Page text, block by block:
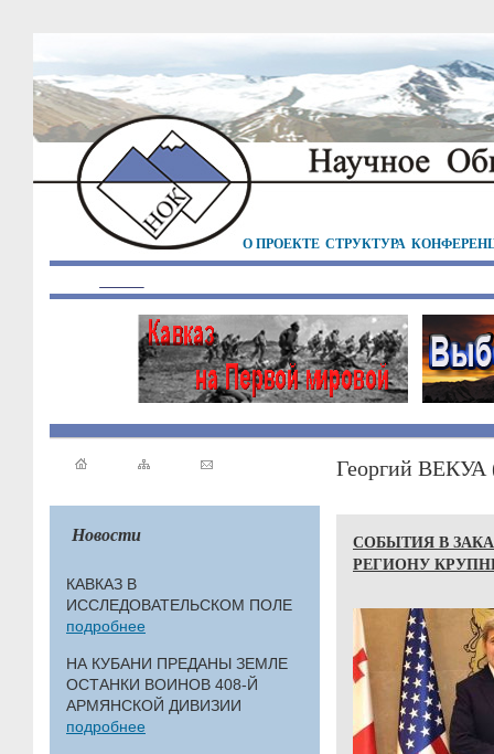
О ПРОЕКТЕ СТРУКТУРА
Новости
КАВКАЗ В
ИССЛЕДОВАТЕЛЬСКОМ ПОЛЕ
подробнее
НА КУБАНИ ПРЕДАНЫ ЗЕМЛЕ
ОСТАНКИ ВОИНОВ 408-Й
АРМЯНСКОЙ ДИВИЗИИ
подробнее
Георгий ВЕКУА
СОБЫТИЯ В
РЕГИОНУ